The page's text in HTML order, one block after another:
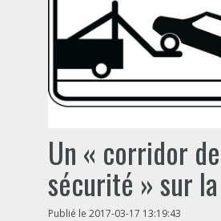
Un « corridor de
sécurité » sur
Publié le 2017-03-17 13:19:43